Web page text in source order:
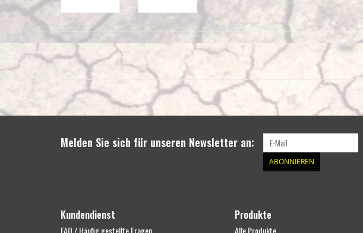
Melden Sie sich für unseren Newsletter an:
ABONNIEREN
Kundendienst
FAQ / Häufig gestellte Fragen
Produkte
Alle Produkte